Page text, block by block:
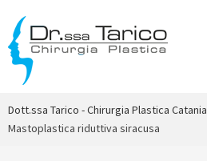
Dott.ssa Tarico - Chirurgia Plastica Catania
Mastoplastica riduttiva siracusa